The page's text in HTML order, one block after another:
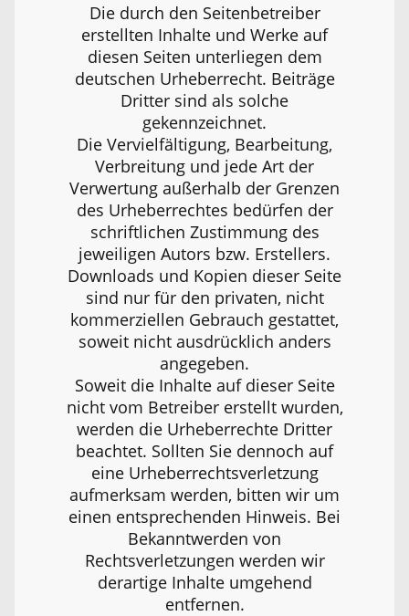
Die durch den Seitenbetreiber
erstellten Inhalte und Werke auf
diesen Seiten unterliegen dem
deutschen Urheberrecht. Beiträge
Dritter sind als solche
gekennzeichnet.
Die Vervielfältigung, Bearbeitung,
Verbreitung und jede Art der
Verwertung außerhalb der Grenzen
des Urheberrechtes bedürfen der
schriftlichen Zustimmung des
jeweiligen Autors bzw. Erstellers.
Downloads und Kopien dieser Seite
sind nur für den privaten, nicht
kommerziellen Gebrauch gestattet,
soweit nicht ausdrücklich anders
angegeben.
Soweit die Inhalte auf dieser Seite
nicht vom Betreiber erstellt wurden,
werden die Urheberrechte Dritter
beachtet. Sollten Sie dennoch auf
eine Urheberrechtsverletzung
aufmerksam werden, bitten wir um
einen entsprechenden Hinweis. Bei
Bekanntwerden von
Rechtsverletzungen werden wir
derartige Inhalte umgehend
entfernen.